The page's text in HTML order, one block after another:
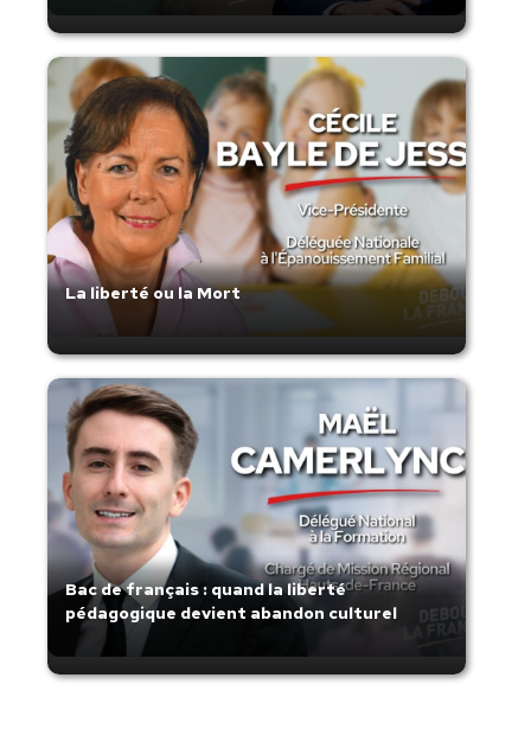
La liberté ou la Mort
Bac de français : quand la liberté
pédagogique devient abandon culturel